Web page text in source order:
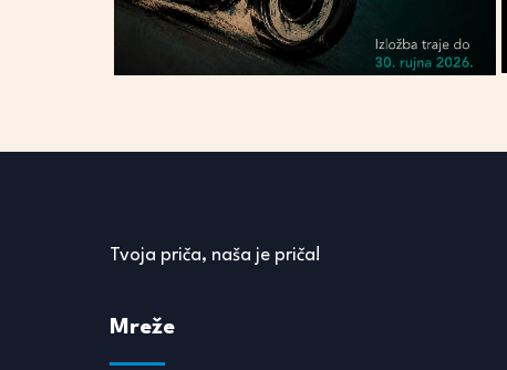
Tvoja priča, naša je priča!
Mreže